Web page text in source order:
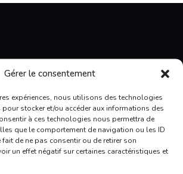
Gérer le consentement
expériences, nous utilisons des technologies
stocker et/ou accéder aux informations des
à ces technologies nous permettra de
que le comportement de navigation ou les ID
fait de ne pas consentir ou de retirer son
un effet négatif sur certaines caractéristiques et
VR
Lorette
5W2
1895
1895